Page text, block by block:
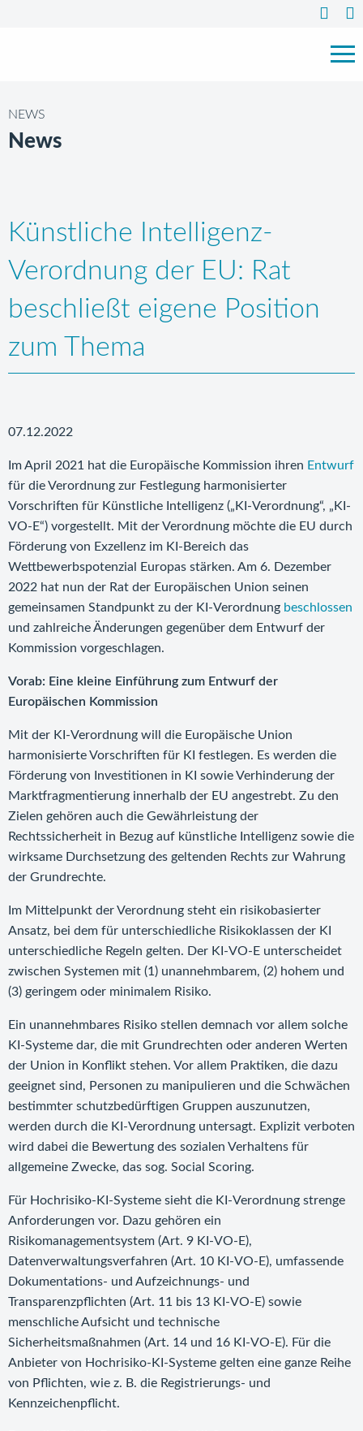
NEWS
News
Künstliche Intelligenz-
Verordnung der EU: Rat
beschließt eigene Position
zum Thema
07.12.2022
Im April 2021 hat die Europäische Kommission ihren Entwurf
für die Verordnung zur Festlegung harmonisierter
Vorschriften für Künstliche Intelligenz („KI-Verordnung“, „KI-
VO-E“) vorgestellt. Mit der Verordnung möchte die EU durch
Förderung von Exzellenz im KI-Bereich das
Wettbewerbspotenzial Europas stärken. Am 6. Dezember
2022 hat nun der Rat der Europäischen Union seinen
gemeinsamen Standpunkt zu der KI-Verordnung beschlossen
und zahlreiche Änderungen gegenüber dem Entwurf der
Kommission vorgeschlagen.
Vorab: Eine kleine Einführung zum Entwurf der
Europäischen Kommission
Mit der KI-Verordnung will die Europäische Union
harmonisierte Vorschriften für KI festlegen. Es werden die
Förderung von Investitionen in KI sowie Verhinderung der
Marktfragmentierung innerhalb der EU angestrebt. Zu den
Zielen gehören auch die Gewährleistung der
Rechtssicherheit in Bezug auf künstliche Intelligenz sowie die
wirksame Durchsetzung des geltenden Rechts zur Wahrung
der Grundrechte.
Im Mittelpunkt der Verordnung steht ein risikobasierter
Ansatz, bei dem für unterschiedliche Risikoklassen der KI
unterschiedliche Regeln gelten. Der KI-VO-E unterscheidet
zwischen Systemen mit (1) unannehmbarem, (2) hohem und
(3) geringem oder minimalem Risiko.
Ein unannehmbares Risiko stellen demnach vor allem solche
KI-Systeme dar, die mit Grundrechten oder anderen Werten
der Union in Konflikt stehen. Vor allem Praktiken, die dazu
geeignet sind, Personen zu manipulieren und die Schwächen
bestimmter schutzbedürftigen Gruppen auszunutzen,
werden durch die KI-Verordnung untersagt. Explizit verboten
wird dabei die Bewertung des sozialen Verhaltens für
allgemeine Zwecke, das sog. Social Scoring.
Für Hochrisiko-KI-Systeme sieht die KI-Verordnung strenge
Anforderungen vor. Dazu gehören ein
Risikomanagementsystem (Art. 9 KI-VO-E),
Datenverwaltungsverfahren (Art. 10 KI-VO-E), umfassende
Dokumentations- und Aufzeichnungs- und
Transparenzpflichten (Art. 11 bis 13 KI-VO-E) sowie
menschliche Aufsicht und technische
Sicherheitsmaßnahmen (Art. 14 und 16 KI-VO-E). Für die
Anbieter von Hochrisiko-KI-Systeme gelten eine ganze Reihe
von Pflichten, wie z. B. die Registrierungs- und
Kennzeichenpflicht.